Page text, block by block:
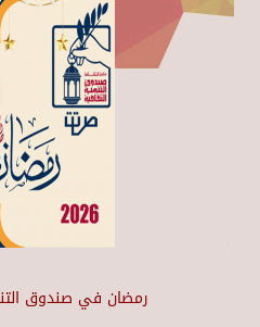
رمضان في صندوق التنمية